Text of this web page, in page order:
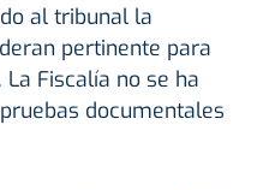
al tribunal la
pertinente para
Fiscalía no se ha
documentales